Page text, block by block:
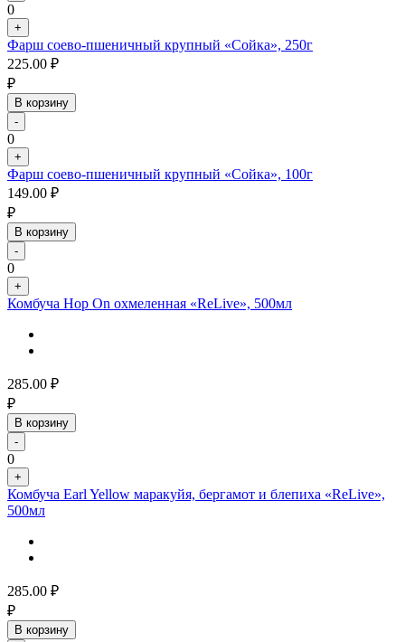
0
+
Фарш соево-пшеничный крупный «Сойка», 250г
225.00 ₽
₽
В корзину
-
0
+
Фарш соево-пшеничный крупный «Сойка», 100г
149.00 ₽
₽
В корзину
-
0
+
Комбуча Hop On охмеленная «ReLive», 500мл
285.00 ₽
₽
В корзину
-
0
+
Комбуча Earl Yellow маракуйя, бергамот и блепиха «ReLive»,
500мл
285.00 ₽
₽
В корзину